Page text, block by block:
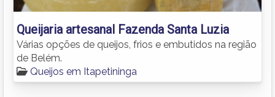
Queijaria artesanal Fazenda Santa Luzia
Várias opções de queijos, frios e embutidos na região
de Belém.
Queijos em Itapetininga